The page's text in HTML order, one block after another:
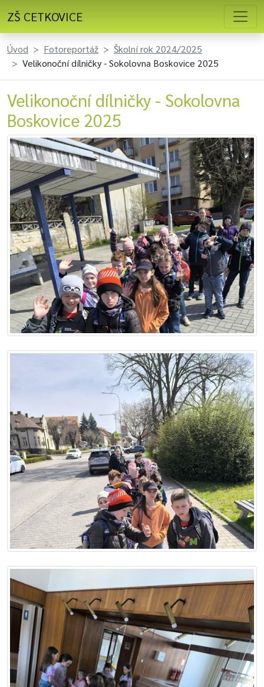
ZŠ CETKOVICE
Úvod Fotoreportáž
Školní rok 2024/2025
Velikonoční dílničky - Sokolovna Boskovice 2025
Velikonoční dílničky - Sokolovna
Boskovice 2025